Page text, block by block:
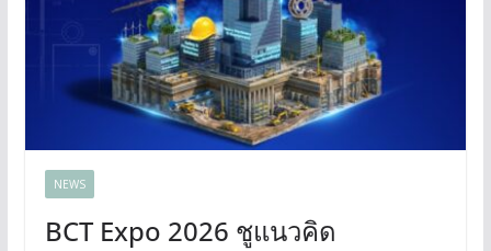
NEWS
BCT Expo 2026 ชูแนวคิด